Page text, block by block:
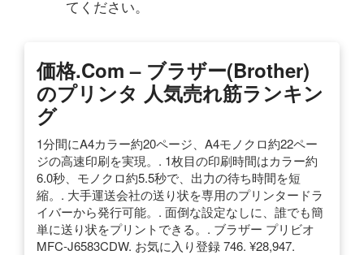
てください。
価格.com – ブラザー(brother)
のプリンタ 人気売れ筋ランキン
グ
1分間にA4カラー約20ページ、A4モノクロ約22ペー
ジの高速印刷を実現。. 1枚目の印刷時間はカラー約
6.0秒、モノクロ約5.5秒で、出力の待ち時間を短
縮。. 大手運送会社の送り状を専用のプリンタードラ
イバーから発行可能。. 面倒な設定なしに、誰でも簡
単に送り状をプリントできる。. ブラザー プリビオ
MFC-J6583CDW. お気に入り登録 746. ¥28,947.